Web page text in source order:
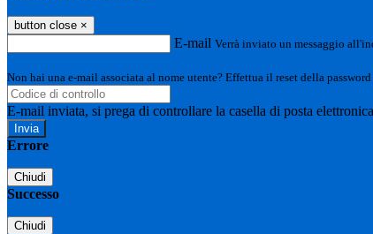
button close ×
E-mail Verrà inviato un messaggio
Non hai una e-mail associata al nome utente? Effettua il reset della
E-mail inviata, si prega di controllare la casella di posta
Errore
Chiudi
Successo
Chiudi